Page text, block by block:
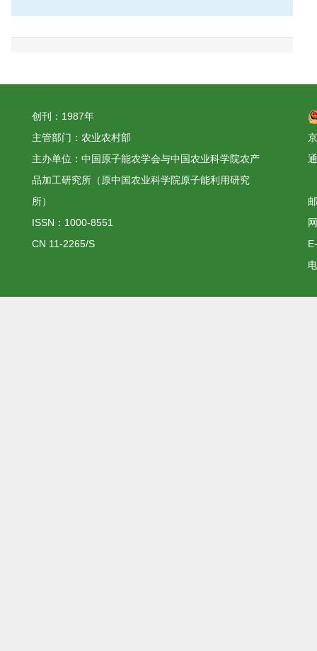
创刊：1987年
主管部门：农业农村部
主办单位：中国原子能农学会与中国农业科学院农产
品加工研究所（原中国农业科学院原子能利用研究
所）
ISSN：1000-8551
CN 11-2265/S